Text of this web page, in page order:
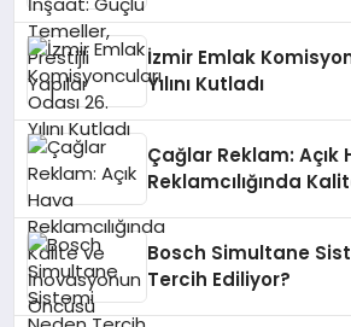
İzmir Emlak
Yılını Kutladı
Çağlar Reklam: Açık
Reklamcılığında
Bosch Simultane
Tercih Ediliyor?